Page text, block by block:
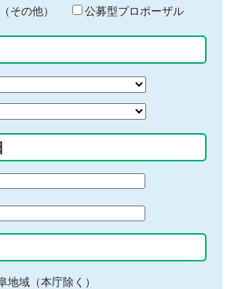
その他）
公募型プロポーザル
地域（本庁除く）